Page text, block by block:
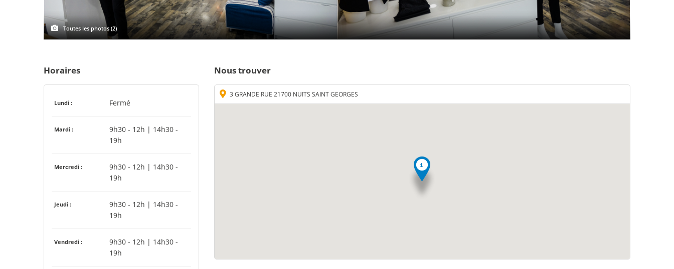
Toutes les photos (2)
Horaires
Lundi : Fermé
Mardi :
9h30 - 12h | 14h30 -
19h
Mercredi :
9h30 - 12h | 14h30 -
19h
Jeudi :
9h30 - 12h | 14h30 -
19h
Vendredi :
9h30 - 12h | 14h30 -
19h
Nous trouver
3 GRANDE RUE 21700 NUITS SAINT GEORGES